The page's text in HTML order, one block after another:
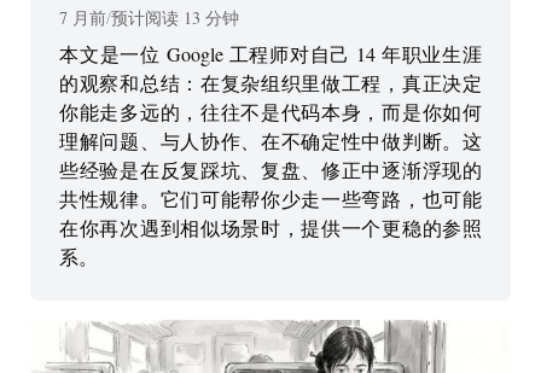
7 月前/预计阅读 13 分钟
本文是一位 Google 工程师对自己 14 年职业生涯
的观察和总结：在复杂组织里做工程，真正决定
你能走多远的，往往不是代码本身，而是你如何
理解问题、与人协作、在不确定性中做判断。这
些经验是在反复踩坑、复盘、修正中逐渐浮现的
共性规律。它们可能帮你少走一些弯路，也可能
在你再次遇到相似场景时，提供一个更稳的参照
系。